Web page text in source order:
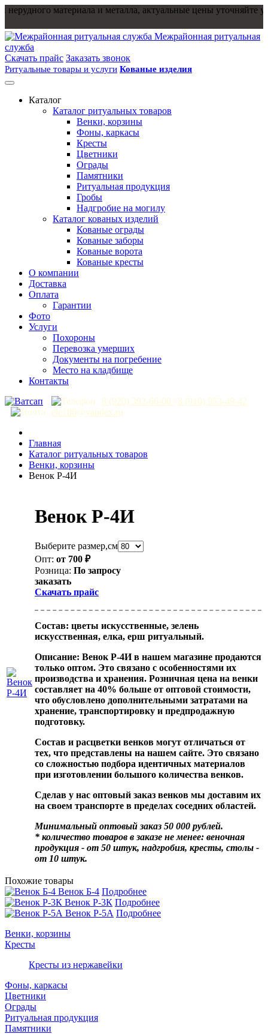
материала и металла, актуальные цены уточняйте у
Межрайонная ритуальная
служба
Скачать прайс Заказать звонок
Ритуальные товары и услуги Кованые изделия
Каталог
Каталог ритуальных товаров
Венки, корзины
Фоны, каркасы
Кресты
Цветники
Ограды
Памятники
Ритуальная продукция
Гробы
Надгробие на могилу
Каталог кованых изделий
Кованые ограды
Кованые заборы
Кованые ворота
Кованые кресты
О компании
Доставка
Оплата
Гарантии
Фото
Услуги
Похороны
Перевозка умерших
Документы на погребение
Место на кладбище
Контакты
8 (920) 392-66-00 | 8 (910) 953-49-42
ele186@yandex.ru
Главная
Каталог ритуальных товаров
Венки, корзины
Венок Р-4И
Венок Р-4И
Выберите размер,см
Опт: от 700 ₽
Розница: По запросу
заказать
Скачать прайс
Состав: цветы искусственные, зелень
искусственная, елка, ерш ритуальный.
Описание: Венок Р-4Ив нашем магазине продаются
только оптом. Это связано с особенностями их
производства и хранения. Розничная цена на венки
составляет на 40% больше от оптовой стоимости,
что обусловлено дополнительными затратами на
хранение, транспортировку и предпродажную
подготовку.
Состав и расцветки венков могут отличаться от
тех, что представлены на нашем сайте. Это связано
со сложностью подбора идентичных материалов
при изготовлении большого количества венков.
Сделав у нас оптовый заказ венков мы доставим их
на своем транспорте в пределах соседних областей.
Минимальный оптовый заказ 50 000 рублей.
* количество товаров в заказе не менее: веночная
продукция - от 50 штук, надгробия, кресты, столы -
от 10 штук.
Похожие товары
Венок Б-4 Подробнее
Венок Р-3К Подробнее
Венок Р-5А Подробнее
Венки, корзины
Кресты
Кресты из нержавейки
Фоны, каркасы
Цветники
Ограды
Ритуальная продукция
Памятники